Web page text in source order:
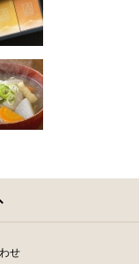
せ